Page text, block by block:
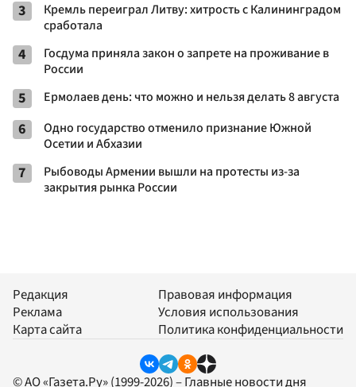
3
Кремль переиграл Литву: хитрость с Калининградом
сработала
4
Госдума приняла закон о запрете на проживание в
России
5 Ермолаев день: что можно и нельзя делать 8 августа
6
Одно государство отменило признание Южной
Осетии и Абхазии
7
Рыбоводы Армении вышли на протесты из-за
закрытия рынка России
Редакция
Реклама
Карта сайта
Правовая информация
Условия использования
Политика конфиденциальности
© АО «Газета.Ру» (1999-2026) – Главные новости дня